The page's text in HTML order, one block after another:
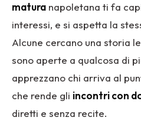
matura napoletana ti fa
interessi, e si aspetta la
Alcune cercano una storia
sono aperte a qualcosa di
apprezzano chi arriva al
che rende gli incontri con
diretti e senza recite.